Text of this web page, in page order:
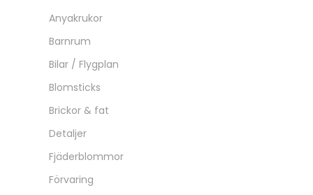
Anyakrukor
Barnrum
Bilar / Flygplan
Blomsticks
Brickor & fat
Detaljer
Fjäderblommor
Förvaring